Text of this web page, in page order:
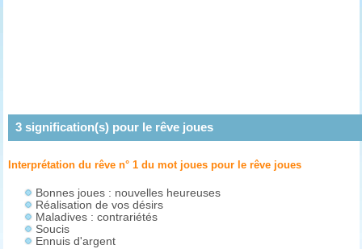
3signification(s) pour le rêve joues
Interprétation du rêve n° 1 du mot joues pour le rêve joues
Bonnes joues : nouvelles heureuses
Réalisation de vos désirs
Maladives : contrariétés
Soucis
Ennuis d'argent